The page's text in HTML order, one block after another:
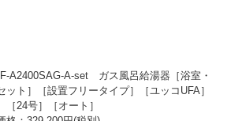
A2400SAG-A-set ガス風呂給湯器［浴室・
ット］［設置フリータイプ］［ユッコUFA］
［24号］［オート］